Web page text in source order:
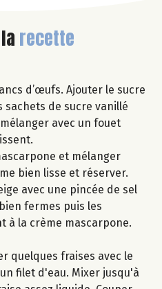
recette
d’œufs. Ajouter le sucre
sachets de sucre vanillé
avec un fouet
et mélanger
bien lisse et réserver.
avec une pincée de sel
fermes puis les
à la crème mascarpone.
quelques fraises avec le
filet d'eau. Mixer jusqu'à